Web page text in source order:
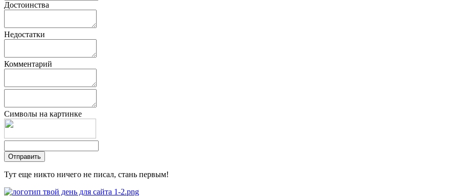
Достоинства
Недостатки
Комментарий
Символы на картинке
Тут еще никто ничего не писал, стань первым!